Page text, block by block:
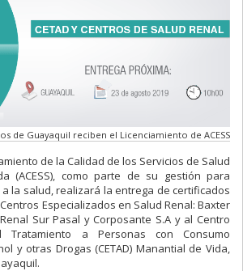
de Guayaquil reciben el Licenciamiento de ACESS
de la Calidad de los Servicios de Salud
(ACESS), como parte de su gestión para
la salud, realizará la entrega de certificados
Especializados en Salud Renal: Baxter
Sur Pasal y Corposante S.A y al Centro
Tratamiento a Personas con Consumo
y otras Drogas (CETAD) Manantial de Vida,